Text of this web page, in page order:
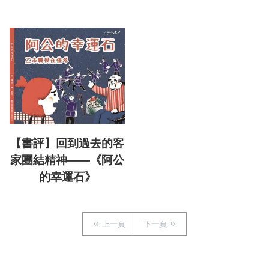
【書評】回到過去的客
家團結精神——《阿公
的幸運石》
上一頁 下一頁